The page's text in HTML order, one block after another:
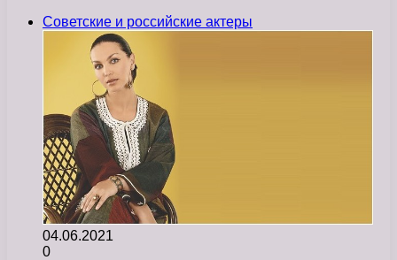
Советские и российские актеры
04.06.2021
0